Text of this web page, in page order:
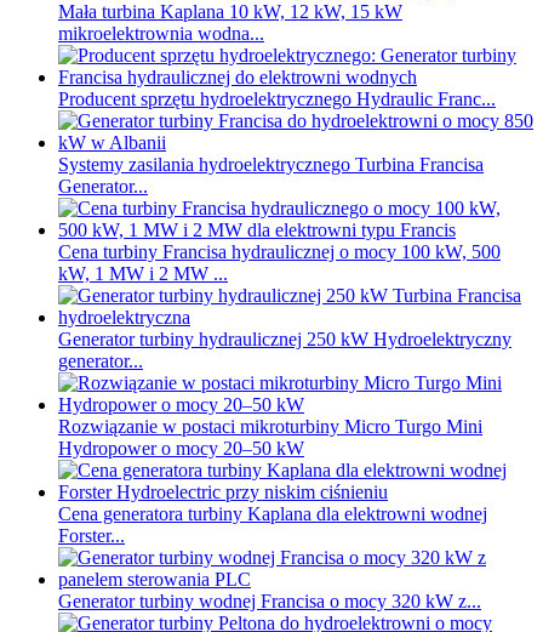
Mała turbina Kaplana 10 kW, 12 kW, 15 kW
mikroelektrownia wodna...
Producent sprzętu hydroelektrycznego Hydraulic Franc...
Systemy zasilania hydroelektrycznego Turbina Francisa
Generator...
Cena turbiny Francisa hydraulicznej o mocy 100 kW, 500
kW, 1 MW i 2 MW ...
Generator turbiny hydraulicznej 250 kW Hydroelektryczny
generator...
Rozwiązanie w postaci mikroturbiny Micro Turgo Mini
Hydropower o mocy 20–50 kW
Cena generatora turbiny Kaplana dla elektrowni wodnej
Forster...
Generator turbiny wodnej Francisa o mocy 320 kW z...